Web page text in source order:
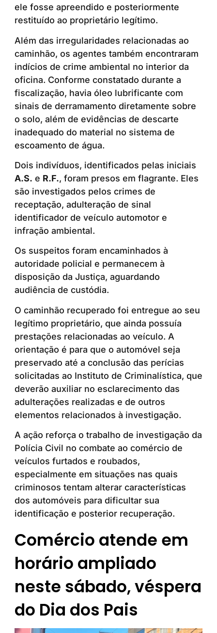
ele fosse apreendido e posteriormente
restituído ao proprietário legítimo.
Além das irregularidades relacionadas ao
caminhão, os agentes também encontraram
indícios de crime ambiental no interior da
oficina. Conforme constatado durante a
fiscalização, havia óleo lubrificante com
sinais de derramamento diretamente sobre
o solo, além de evidências de descarte
inadequado do material no sistema de
escoamento de água.
Dois indivíduos, identificados pelas iniciais
A.S. e R.F., foram presos em flagrante. Eles
são investigados pelos crimes de
receptação, adulteração de sinal
identificador de veículo automotor e
infração ambiental.
Os suspeitos foram encaminhados à
autoridade policial e permanecem à
disposição da Justiça, aguardando
audiência de custódia.
O caminhão recuperado foi entregue ao seu
legítimo proprietário, que ainda possuía
prestações relacionadas ao veículo. A
orientação é para que o automóvel seja
preservado até a conclusão das perícias
solicitadas ao Instituto de Criminalística, que
deverão auxiliar no esclarecimento das
adulterações realizadas e de outros
elementos relacionados à investigação.
A ação reforça o trabalho de investigação da
Polícia Civil no combate ao comércio de
veículos furtados e roubados,
especialmente em situações nas quais
criminosos tentam alterar características
dos automóveis para dificultar sua
identificação e posterior recuperação.
Comércio atende em
horário ampliado
neste sábado, véspera
do Dia dos Pais